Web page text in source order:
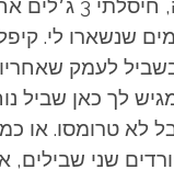
כשהגעתי לפסגה,
שנשארו לי.
לעמק
לך כאן שביל
לא טרומסו. או
שני שבילים,